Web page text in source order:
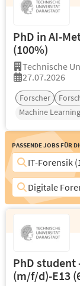
PhD in AI-
(100%)
Technische
27.07.2026
Forscher
Machine Learning
Passende Jobs für
IT-Forensik
Digitale
PhD student
(m/f/d)-E13